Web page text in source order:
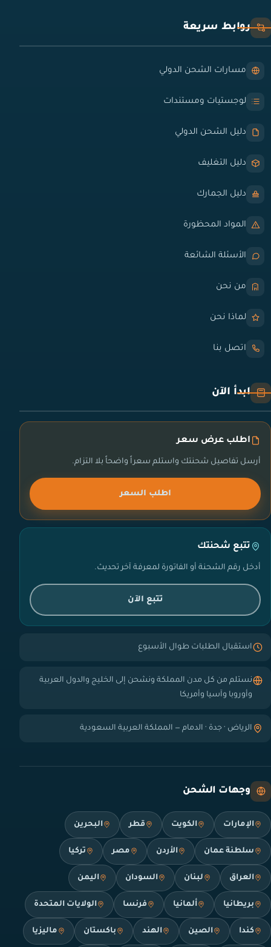
روابط سريعة
مسارات الشحن الدولي
لوجستيات ومستندات
دليل الشحن الدولي
دليل التغليف
دليل الجمارك
المواد المحظورة
الأسئلة الشائعة
من نحن
لماذا نحن
اتصل بنا
ابدأ الآن
اطلب عرض سعر
أرسل تفاصيل شحنتك واستلم سعراً واضحاً بلا التزام.
اطلب السعر
تتبع شحنتك
أدخل رقم الشحنة أو الفاتورة لمعرفة آخر تحديث.
تتبع الآن
استقبال الطلبات طوال الأسبوع
نستلم من كل مدن المملكة ونشحن إلى الخليج والدول العربية
وأوروبا وآسيا وأمريكا
الرياض · جدة · الدمام — المملكة العربية السعودية
وجهات الشحن
الإمارات الكويت قطر البحرين
سلطنة عمان الأردن مصر تركيا
العراق لبنان السودان اليمن
بريطانيا ألمانيا فرنسا الولايات المتحدة
كندا الصين الهند باكستان ماليزيا